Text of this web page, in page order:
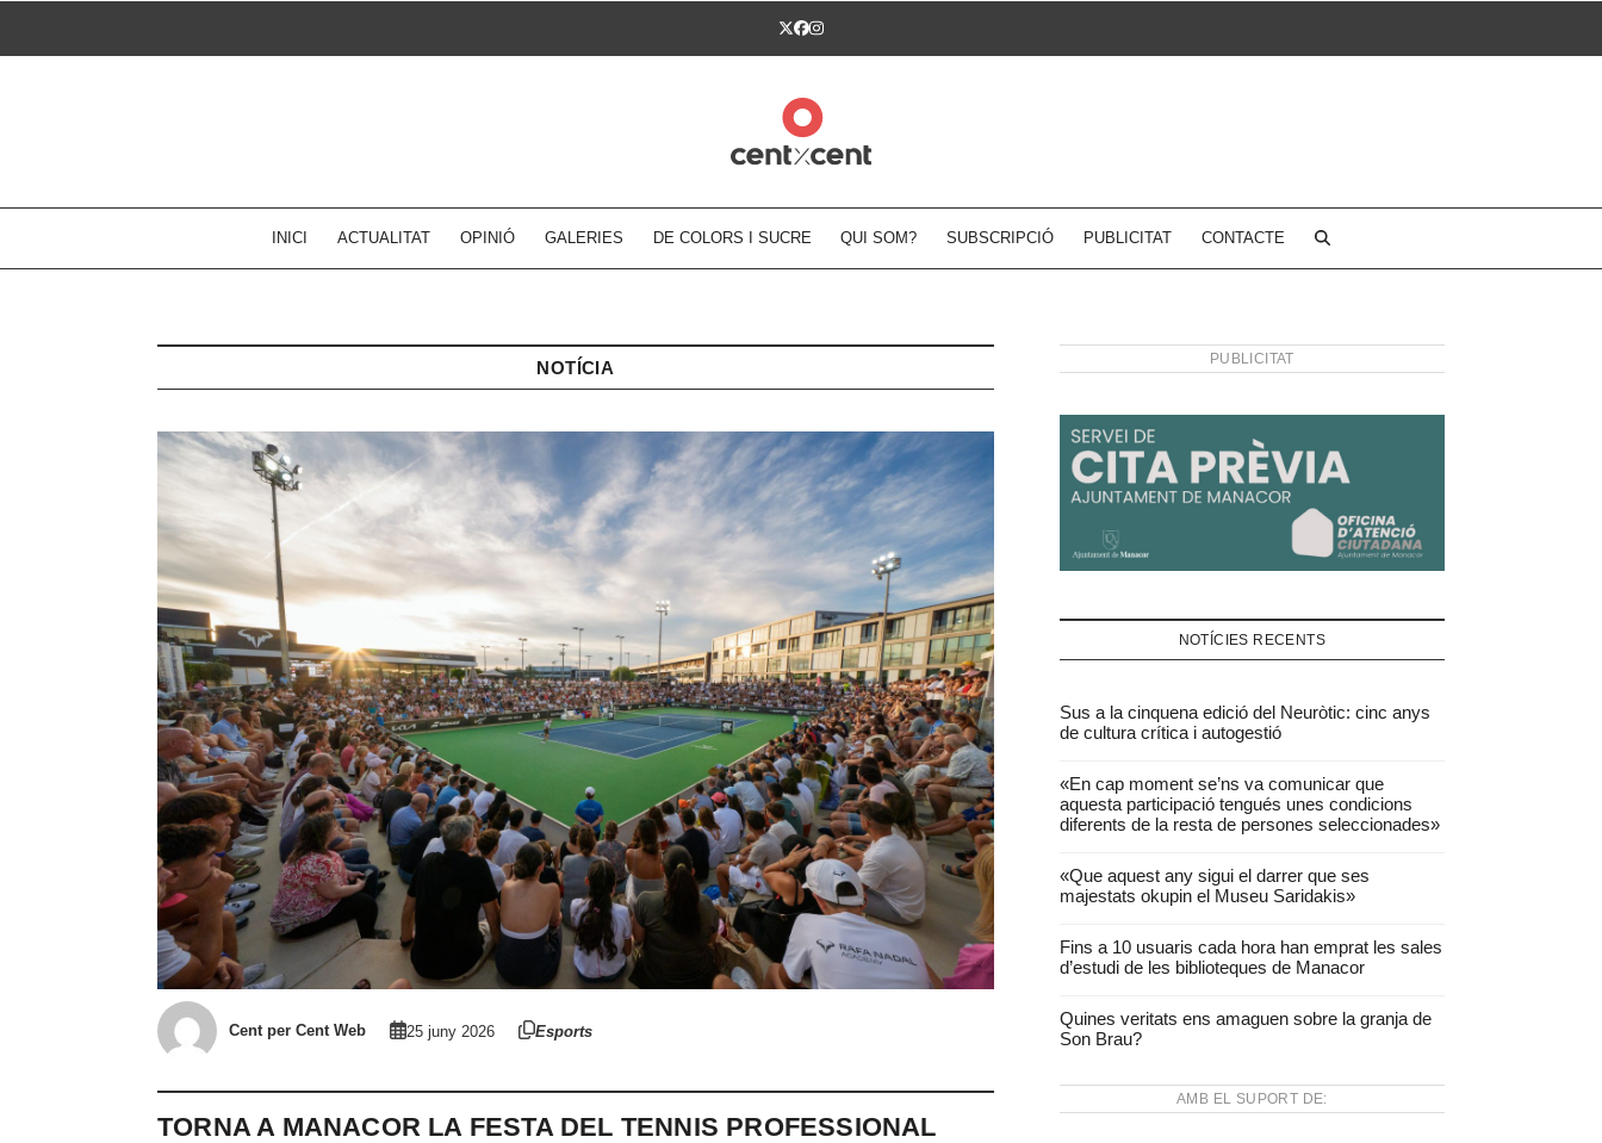
Twitter
Facebook
Instagram
INICI ACTUALITAT OPINIÓ GALERIES DE COLORS I SUCRE QUI SOM? SUBSCRIPCIÓ PUBLICITAT CONTACTE
NOTÍCIA
Cent per Cent Web 25 juny 2026 Esports
TORNA A MANACOR LA FESTA DEL TENNIS PROFESSIONAL
PUBLICITAT
NOTÍCIES RECENTS
Sus a la cinquena edició del Neuròtic: cinc anys
de cultura crítica i autogestió
«En cap moment se’ns va comunicar que
aquesta participació tengués unes condicions
diferents de la resta de persones seleccionades»
«Que aquest any sigui el darrer que ses
majestats okupin el Museu Saridakis»
Fins a 10 usuaris cada hora han emprat les sales
d’estudi de les biblioteques de Manacor
Quines veritats ens amaguen sobre la granja de
Son Brau?
AMB EL SUPORT DE: